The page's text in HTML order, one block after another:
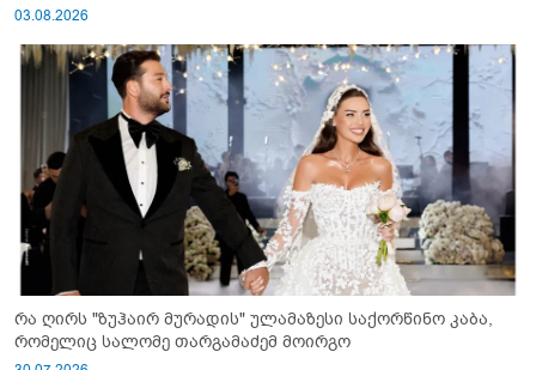
03.08.2026
რა ღირს "ზუჰაირ მურადის" ულამაზესი საქორწინო კაბა,
რომელიც სალომე თარგამაძემ მოირგო